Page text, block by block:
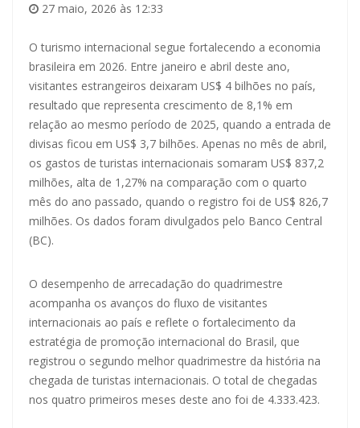
27 maio, 2026 às 12:33
O turismo internacional segue fortalecendo a economia
brasileira em 2026. Entre janeiro e abril deste ano,
visitantes estrangeiros deixaram US$ 4 bilhões no país,
resultado que representa crescimento de 8,1% em
relação ao mesmo período de 2025, quando a entrada de
divisas ficou em US$ 3,7 bilhões. Apenas no mês de abril,
os gastos de turistas internacionais somaram US$ 837,2
milhões, alta de 1,27% na comparação com o quarto
mês do ano passado, quando o registro foi de US$ 826,7
milhões. Os dados foram divulgados pelo Banco Central
(BC).
O desempenho de arrecadação do quadrimestre
acompanha os avanços do fluxo de visitantes
internacionais ao país e reflete o fortalecimento da
estratégia de promoção internacional do Brasil, que
registrou o segundo melhor quadrimestre da história na
chegada de turistas internacionais. O total de chegadas
nos quatro primeiros meses deste ano foi de 4.333.423.